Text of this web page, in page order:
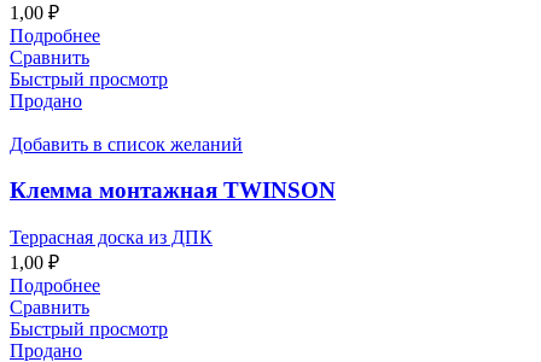
1,00 ₽
Подробнее
Сравнить
Быстрый просмотр
Продано
Добавить в список желаний
Клемма монтажная TWINSON
Террасная доска из ДПК
1,00 ₽
Подробнее
Сравнить
Быстрый просмотр
Продано